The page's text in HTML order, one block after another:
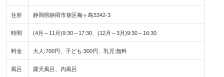
住所 静岡県静岡市葵区梅ヶ島5342-3
時間 (4月～11月)9:30～17:30、(12月～3月)9:30～16:30
料金 大人:700円、子ども:300円、乳児:無料
風呂 露天風呂、内風呂